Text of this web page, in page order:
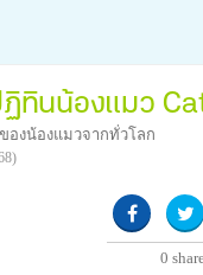
ทินน้องแมว
งน้องแมวจากทั่วโลก
0